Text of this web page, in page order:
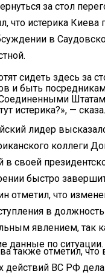
за стол
что истерика Киева
в
сидеть здесь за
и быть
истерика?», —
лидер
коллеги
в своей
быстро
отметил, что
в
явлением, так
данные по ситуации.
также отметил, что
действий ВС РФ